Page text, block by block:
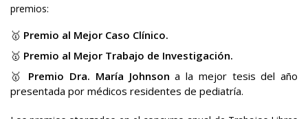
premios:
🥇 Premio al Mejor Caso Clínico.
🥇 Premio al Mejor Trabajo de Investigación.
🥇 Premio Dra. María Johnson a la mejor tesis del año
presentada por médicos residentes de pediatría.